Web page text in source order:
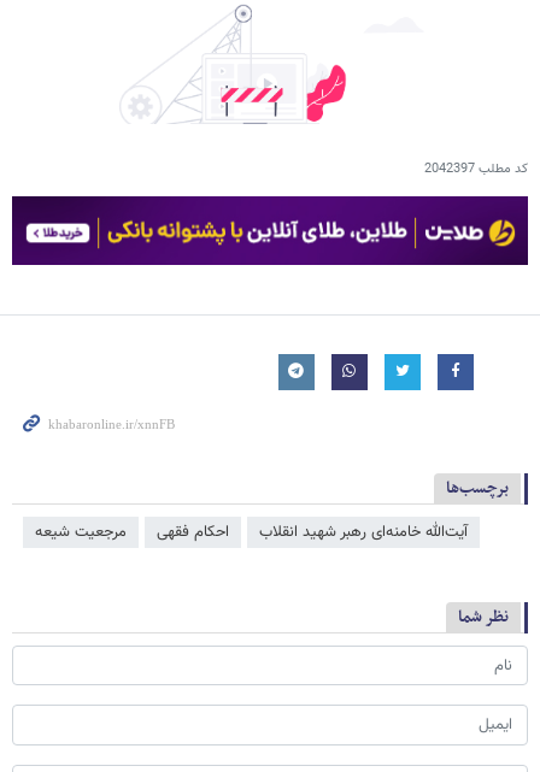
کد مطلب2042397
برچسب‌ها
آیت‌الله خامنه‌ای رهبر شهید انقلاب احکام فقهی مرجعیت شیعه
نظر شما